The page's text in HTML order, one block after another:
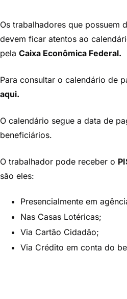
Os trabalhadores que possuem
devem ficar atentos ao
pela Caixa Econômica Federal.
Para consultar o calendário de
aqui.
O calendário segue a data de
beneficiários.
O trabalhador pode receber o
são eles:
Presencialmente em
Nas Casas Lotéricas;
Via Cartão Cidadão;
Via Crédito em conta do